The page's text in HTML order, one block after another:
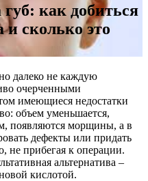
как добиться
и сколько это
далеко не каждую
очерченными
имеющиеся недостатки
объем уменьшается,
появляются морщины, а в
дефекты или придать
прибегая к операции.
альтернатива –
кислотой.